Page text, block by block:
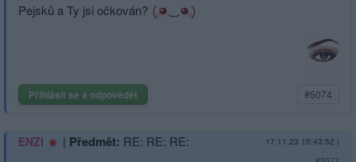
Pejsků a Ty jsi očkován?
Přihlásit se a odpovědět #5074
ENZI | Předmět: RE: RE: RE: 17.11.23 15:43:52 |